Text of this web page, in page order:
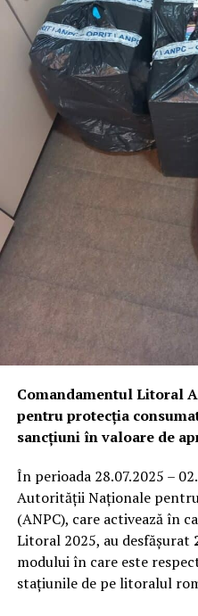
Comandamentul Litoral
pentru protecția
sancțiuni în valoare de
În perioada 28.07.2025 –
Autorității Naționale
(ANPC), care activează în
Litoral 2025, au desfășurat
modului în care este
stațiunile de pe litoralul